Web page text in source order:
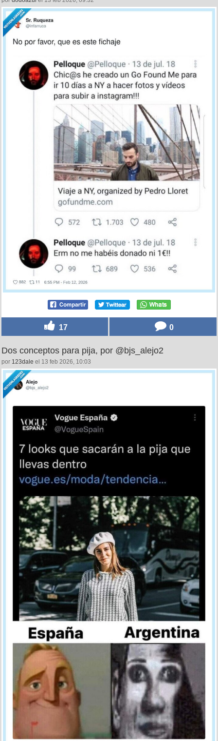
17 0
Dos conceptos para pija, por @bjs_alejo2
por 123dale el 13 feb 2026, 10:03